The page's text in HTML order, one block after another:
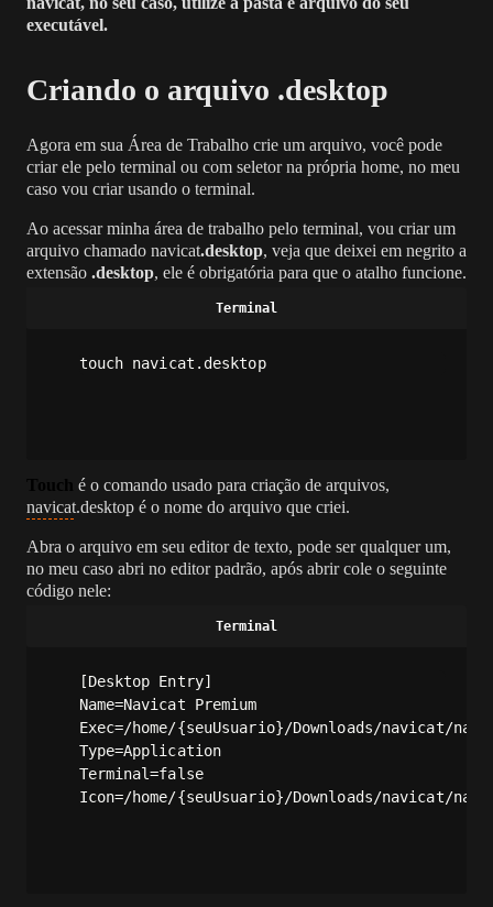
executável.
Criando o arquivo .desktop
Agora em sua Área de Trabalho crie um arquivo, você pode
criar ele pelo terminal ou com seletor na própria home, no meu
caso vou criar usando o terminal.
Ao acessar minha área de trabalho pelo terminal, vou criar um
arquivo chamado navicat.desktop, veja que deixei em negrito a
extensão .desktop, ele é obrigatória para que o atalho funcione.
touch navicat.desktop
é o comando usado para criação de arquivos,
navicat.desktop é o nome do arquivo que criei.
Abra o arquivo em seu editor de texto, pode ser qualquer um,
no meu caso abri no editor padrão, após abrir cole o seguinte
código nele:
[Desktop Entry]
Name=Navicat Premium
Exec=/home/{seuUsuario}/Downloads/navicat/
Type=Application
Terminal=false
Icon=/home/{seuUsuario}/Downloads/navicat/